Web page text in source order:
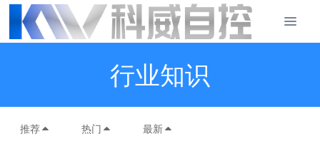
行业知识
推荐 热门 最新